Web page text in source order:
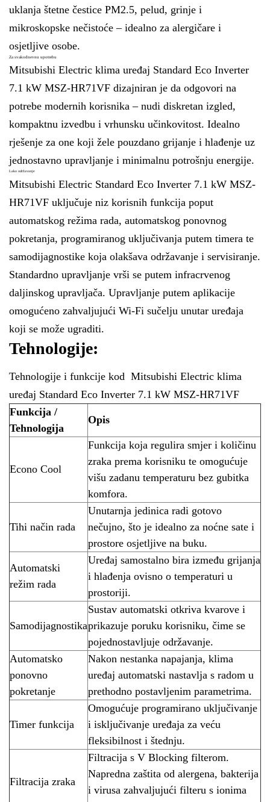
uklanja štetne čestice PM2.5, pelud, grinje i
mikroskopske nečistoće – idealno za alergičare i
osjetljive osobe.
Za svakodnevnu upotrebu
Mitsubishi Electric klima uređaj Standard Eco Inverter
7.1 kW MSZ-HR71VF dizajniran je da odgovori na
potrebe modernih korisnika – nudi diskretan izgled,
kompaktnu izvedbu i vrhunsku učinkovitost. Idealno
rješenje za one koji žele pouzdano grijanje i hlađenje uz
jednostavno upravljanje i minimalnu potrošnju energije.
Lako održavanje
Mitsubishi Electric Standard Eco Inverter 7.1 kW MSZ-
HR71VF uključuje niz korisnih funkcija poput
automatskog režima rada, automatskog ponovnog
pokretanja, programiranog uključivanja putem timera te
samodijagnostike koja olakšava održavanje i servisiranje.
Standardno upravljanje vrši se putem infracrvenog
daljinskog upravljača. Upravljanje putem aplikacije
omogućeno zahvaljujući Wi-Fi sučelju unutar uređaja
koji se može ugraditi.
Tehnologije:
Tehnologije i funkcije kod Mitsubishi Electric klima
uređaj Standard Eco Inverter 7.1 kW MSZ-HR71VF
Funkcija /
Tehnologija
Opis
Econo Cool
Funkcija koja regulira smjer i količinu
zraka prema korisniku te omogućuje
višu zadanu temperaturu bez gubitka
komfora.
Tihi način rada
Unutarnja jedinica radi gotovo
nečujno, što je idealno za noćne sate i
prostore osjetljive na buku.
Automatski
režim rada
Uređaj samostalno bira između grijanja
i hlađenja ovisno o temperaturi u
prostoriji.
Samodijagnostika
Sustav automatski otkriva kvarove i
prikazuje poruku korisniku, čime se
pojednostavljuje održavanje.
Automatsko
ponovno
pokretanje
Nakon nestanka napajanja, klima
uređaj automatski nastavlja s radom u
prethodno postavljenim parametrima.
Timer funkcija
Omogućuje programirano uključivanje
i isključivanje uređaja za veću
fleksibilnost i štednju.
Filtracija zraka
Filtracija s V Blocking filterom.
Napredna zaštita od alergena, bakterija
i virusa zahvaljujući filteru s ionima